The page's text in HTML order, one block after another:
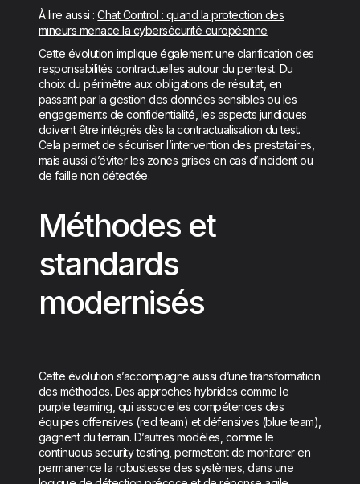
À lire aussi :Chat Control : quand la protection des
mineurs menace la cybersécurité européenne
Cette évolution implique également une clarification des
responsabilités contractuelles autour du pentest. Du
choix du périmètre aux obligations de résultat, en
passant par la gestion des données sensibles ou les
engagements de confidentialité, les aspects juridiques
doivent être intégrés dès la contractualisation du test.
Cela permet de sécuriser l’intervention des prestataires,
mais aussi d’éviter les zones grises en cas d’incident ou
de faille non détectée.
Méthodes et
standards
modernisés
Cette évolution s’accompagne aussi d’une transformation
des méthodes. Des approches hybrides comme le
purple teaming, qui associe les compétences des
équipes offensives (red team) et défensives (blue team),
gagnent du terrain. D’autres modèles, comme le
continuous security testing, permettent de monitorer en
permanence la robustesse des systèmes, dans une